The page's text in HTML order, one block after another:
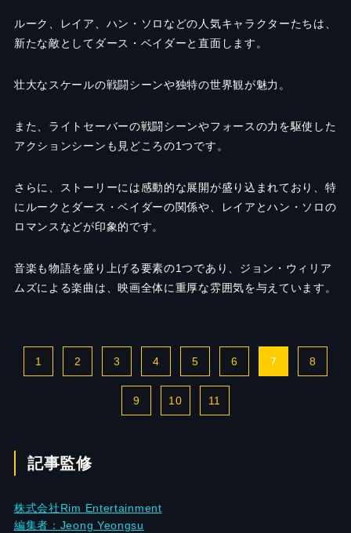
ルーク、レイア、ハン・ソロなどの人気キャラクターたちは、
新たな敵としてダース・ベイダーと直面します。
壮大なスケールの戦闘シーンや独特の世界観が魅力。
また、ライトセーバーの戦闘シーンやフォースの力を駆使した
アクションシーンも見どころの1つです。
さらに、ストーリーには感動的な展開が盛り込まれており、特
にルークとダース・ベイダーの関係や、レイアとハン・ソロの
ロマンスなどが印象的です。
音楽も物語を盛り上げる要素の1つであり、ジョン・ウィリア
ムズによる楽曲は、映画全体に重厚な雰囲気を与えています。
1 2 3 4 5 6 7 8
9 10 11
記事監修
株式会社Rim Entertainment
編集者：Jeong Yeongsu